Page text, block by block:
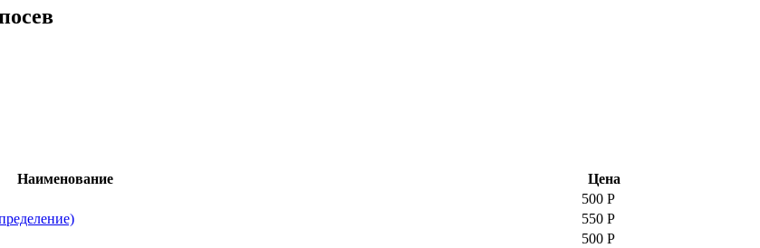
Наименование
Цена
500 Р
550 Р
500 Р